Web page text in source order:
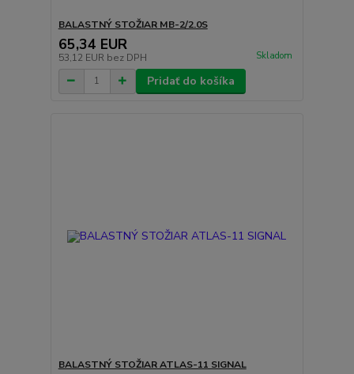
BALASTNÝ STOŽIAR MB-2/2.0S
65,34 EUR
53,12 EUR bez DPH Skladom
Pridať do košíka
BALASTNÝ STOŽIAR ATLAS-11 SIGNAL